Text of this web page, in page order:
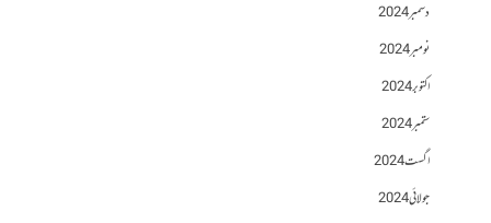
دسمبر 2024
نومبر 2024
اکتوبر 2024
ستمبر 2024
اگست 2024
جولائی 2024